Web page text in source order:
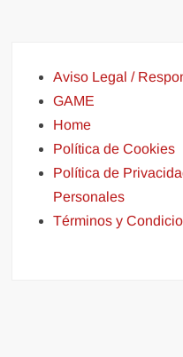
Aviso Legal /
GAME
Home
Política de Cookies
Política de
Personales
Términos y